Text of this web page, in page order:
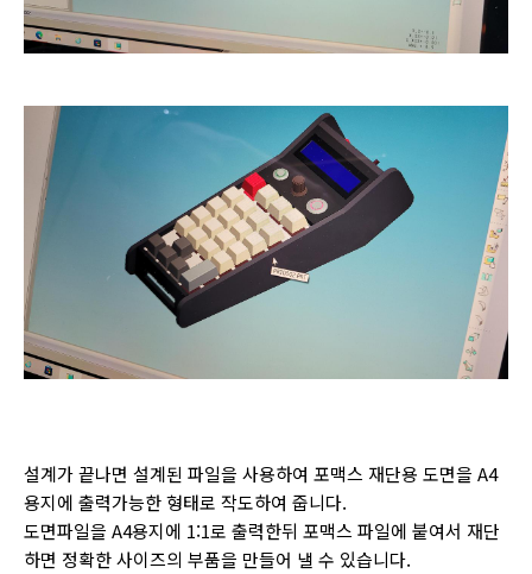
설계가 끝나면 설계된 파일을 사용하여 포맥스 재단용 도면을 A4
용지에 출력가능한 형태로 작도하여 줍니다.
도면파일을 A4용지에 1:1로 출력한뒤 포맥스 파일에 붙여서 재단
하면 정확한 사이즈의 부품을 만들어 낼 수 있습니다.